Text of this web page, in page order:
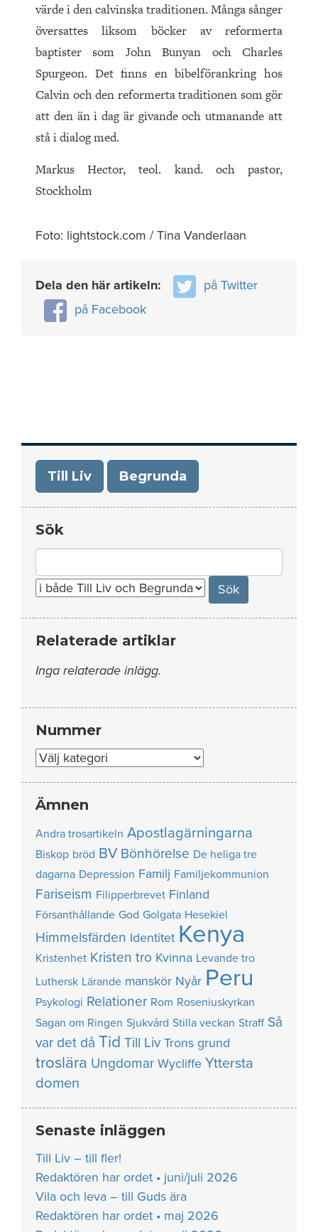
värde i den calvinska traditionen. Många sånger
översattes liksom böcker av reformerta
baptister som John Bunyan och Charles
Spurgeon. Det finns en bibelförankring hos
Calvin och den reformerta traditionen som gör
att den än i dag är givande och utmanande att
stå i dialog med.
Markus Hector, teol. kand. och pastor,
Stockholm
Foto: lightstock.com / Tina Vanderlaan
Dela den här artikeln:
på Twitter
på Facebook
Till Liv Begrunda
Sök
for:
Relaterade artiklar
Inga relaterade inlägg.
Nummer
Nummer
Ämnen
Andra trosartikeln Apostlagärningarna
Biskop bröd BV Bönhörelse De heliga tre
dagarna Depression Familj Familjekommunion
Fariseism Filipperbrevet Finland
Försanthållande God Golgata Hesekiel
Himmelsfärden Identitet Kenya
Kristenhet Kristen tro Kvinna Levande tro
Luthersk Lärande manskör Nyår Peru
Psykologi Relationer Rom Roseniuskyrkan
Sagan om Ringen Sjukvård Stilla veckan Straff Så
var det då Tid Till Liv Trons grund
troslära Ungdomar Wycliffe Yttersta
domen
Senaste inläggen
Till Liv – till fler!
Redaktören har ordet • juni/juli 2026
Vila och leva – till Guds ära
Redaktören har ordet • maj 2026